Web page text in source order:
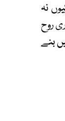
نہ
روح
بنے